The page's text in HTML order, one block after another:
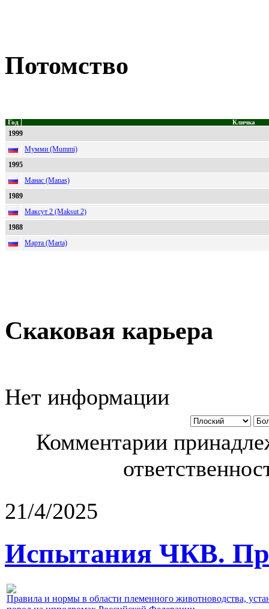
Потомство
Год Кличка
1999
Мумми (Mummi)
1995
Манас (Manas)
1989
Максут 2 (Maksut 2)
1988
Марта (Marta)
Скаковая карьера
Нет информации
Комментарии
21/4/2025
Испытания ЧКВ.
Правила и нормы в области племенного животноводства,